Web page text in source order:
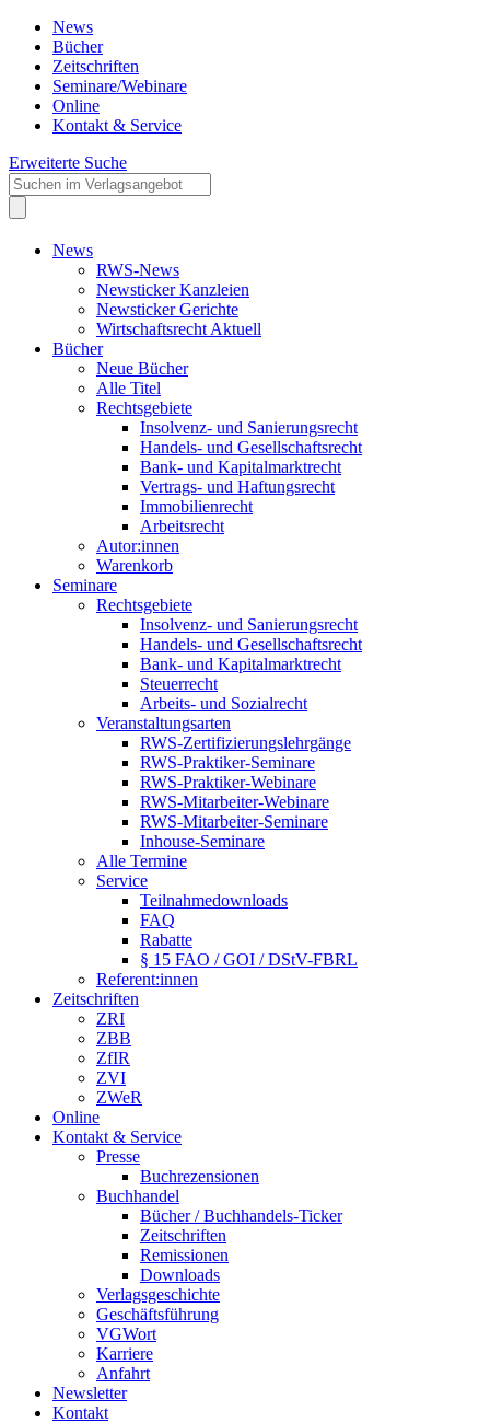
News
Bücher
Zeitschriften
Seminare/Webinare
Online
Kontakt & Service
Erweiterte Suche
News
RWS-News
Newsticker Kanzleien
Newsticker Gerichte
Wirtschaftsrecht Aktuell
Bücher
Neue Bücher
Alle Titel
Rechtsgebiete
Insolvenz- und Sanierungsrecht
Handels- und Gesellschaftsrecht
Bank- und Kapitalmarktrecht
Vertrags- und Haftungsrecht
Immobilienrecht
Arbeitsrecht
Autor:innen
Warenkorb
Seminare
Rechtsgebiete
Insolvenz- und Sanierungsrecht
Handels- und Gesellschaftsrecht
Bank- und Kapitalmarktrecht
Steuerrecht
Arbeits- und Sozialrecht
Veranstaltungsarten
RWS-Zertifizierungslehrgänge
RWS-Praktiker-Seminare
RWS-Praktiker-Webinare
RWS-Mitarbeiter-Webinare
RWS-Mitarbeiter-Seminare
Inhouse-Seminare
Alle Termine
Service
Teilnahmedownloads
FAQ
Rabatte
§ 15 FAO / GOI / DStV-FBRL
Referent:innen
Zeitschriften
ZRI
ZBB
ZfIR
ZVI
ZWeR
Online
Kontakt & Service
Presse
Buchrezensionen
Buchhandel
Bücher / Buchhandels-Ticker
Zeitschriften
Remissionen
Downloads
Verlagsgeschichte
Geschäftsführung
VGWort
Karriere
Anfahrt
Newsletter
Kontakt